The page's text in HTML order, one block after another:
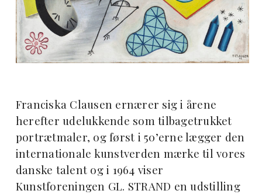
Franciska Clausen ernærer sig i årene
herefter udelukkende som tilbagetrukket
portrætmaler, og først i 50’erne lægger den
internationale kunstverden mærke til vores
danske talent og i 1964 viser
Kunstforeningen GL. STRAND en udstilling